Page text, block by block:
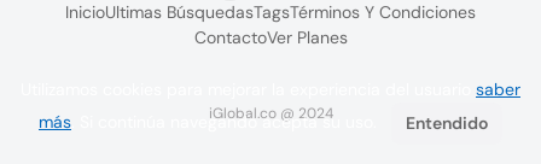
InicioUltimas BúsquedasTagsTérminos Y Condiciones
ContactoVer Planes
iGlobal.co @ 2024
saber
más . Si continúa navegando acepta su uso. Entendido